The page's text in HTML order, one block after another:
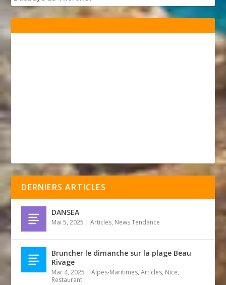
DERNIERS ARTICLES
DANSEA
Mai 5, 2025 |Articles, News Tendance
Bruncher le dimanche sur la plage Beau
Rivage
Mar 4, 2025 |Alpes-Maritimes,Articles, Nice,
Restaurant